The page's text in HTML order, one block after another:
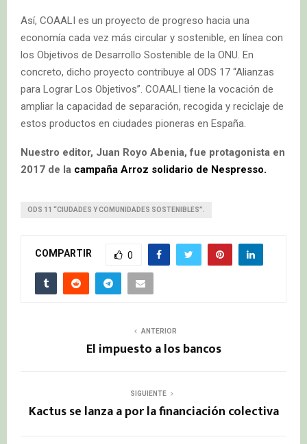
Así, COAALI es un proyecto de progreso hacia una
economía cada vez más circular y sostenible, en línea con
los Objetivos de Desarrollo Sostenible de la ONU. En
concreto, dicho proyecto contribuye al ODS 17 “Alianzas
para Lograr Los Objetivos”. COAALI tiene la vocación de
ampliar la capacidad de separación, recogida y reciclaje de
estos productos en ciudades pioneras en España.
Nuestro editor, Juan Royo Abenia, fue protagonista en
2017 de la campaña Arroz solidario de Nespresso.
ODS 11 “CIUDADES Y COMUNIDADES SOSTENIBLES”.
COMPARTIR 0
ANTERIOR
El impuesto a los bancos
SIGUIENTE
Kactus se lanza a por la financiación colectiva